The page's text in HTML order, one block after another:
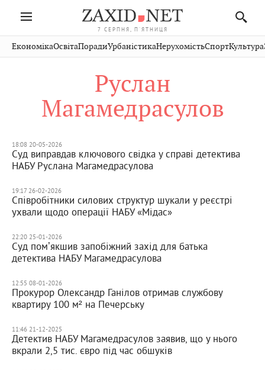
7 СЕРПНЯ, П'ЯТНИЦЯ
Івано-
Франківськ
Закарпаття
Рівне
Шептицький
Стрий
Хмельницький
Вінниця
Публікації
Авто СловкоКультура
Кіно Дім
ФотоОсвітаНерухомість
Домашні
тварини
ЕкономікаОсвітаПорадиУрбаністикаНерухомістьСпортКультура
Руслан
Магамедрасулов
18:08 20-05-2026
Суд виправдав ключового свідка у справі детектива
НАБУ Руслана Магамедрасулова
19:17 26-02-2026
Співробітники силових структур шукали у реєстрі
ухвали щодо операції НАБУ «Мідас»
22:20 25-01-2026
Суд помʼякшив запобіжний захід для батька
детектива НАБУ Магамедрасулова
12:55 08-01-2026
Прокурор Олександр Ганілов отримав службову
квартиру 100 м² на Печерську
11:46 21-12-2025
Детектив НАБУ Магамедрасулов заявив, що у нього
вкрали 2,5 тис. євро під час обшуків